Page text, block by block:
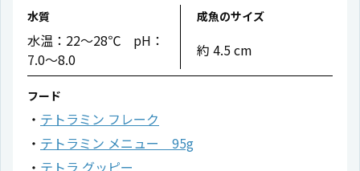
水質
水温：22〜28℃ pH：
7.0〜8.0
成魚のサイズ
約 4.5 cm
フード
テトラミン フレーク
テトラミン メニュー 95g
テトラ グッピー